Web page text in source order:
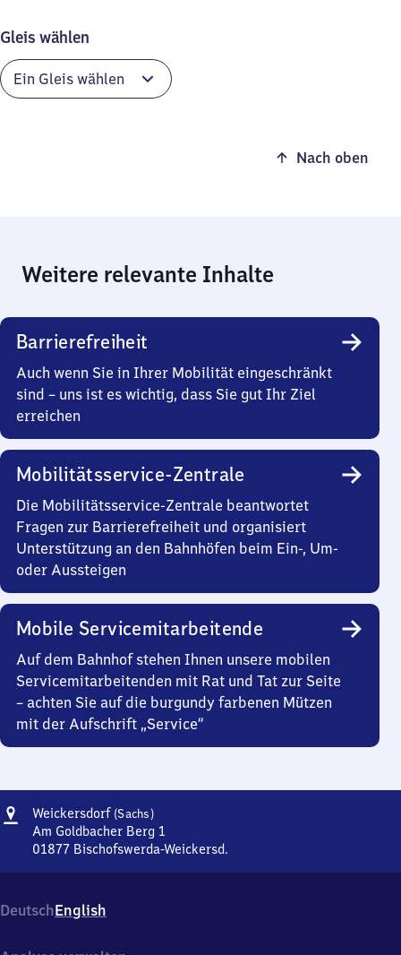
Gleis wählen
Nach oben
Weitere relevante Inhalte
Barrierefreiheit
Auch wenn Sie in Ihrer Mobilität eingeschränkt
sind – uns ist es wichtig, dass Sie gut Ihr Ziel
erreichen
Mobilitätsservice-Zentrale
Die Mobilitätsservice-Zentrale beantwortet
Fragen zur Barrierefreiheit und organisiert
Unterstützung an den Bahnhöfen beim Ein-, Um-
oder Aussteigen
Mobile Servicemitarbeitende
Auf dem Bahnhof stehen Ihnen unsere mobilen
Servicemitarbeitenden mit Rat und Tat zur Seite
– achten Sie auf die burgundy farbenen Mützen
mit der Aufschrift „Service“
Adresse
Weickersdorf (Sachs)Weickersdorf
(Sachsen)
Am Goldbacher Berg 1
01877 Bischofswerda-Weickersd.
Am
Goldbacher
DeutschEnglish